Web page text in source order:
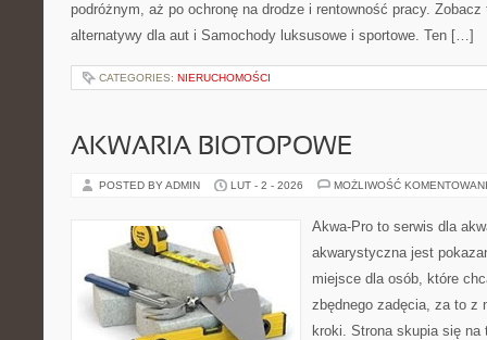
podróżnym, aż po ochronę na drodze i rentowność pracy.
alternatywy dla aut i Samochody luksusowe i sportowe. Ten […]
CATEGORIES: NIERUCHOMOŚCI
AKWARIA BIOTOPOWE
POSTED BY ADMIN LUT - 2 - 2026 MOŻLIWOŚĆ
Akwa-Pro to serwis dla
akwarystyczna jest
miejsce dla osób, które
zbędnego zadęcia, za to z
kroki. Strona skupia się na